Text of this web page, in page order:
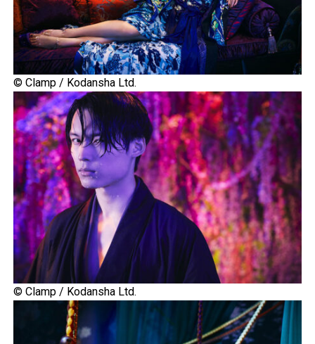
© Clamp / Kodansha Ltd.
© Clamp / Kodansha Ltd.